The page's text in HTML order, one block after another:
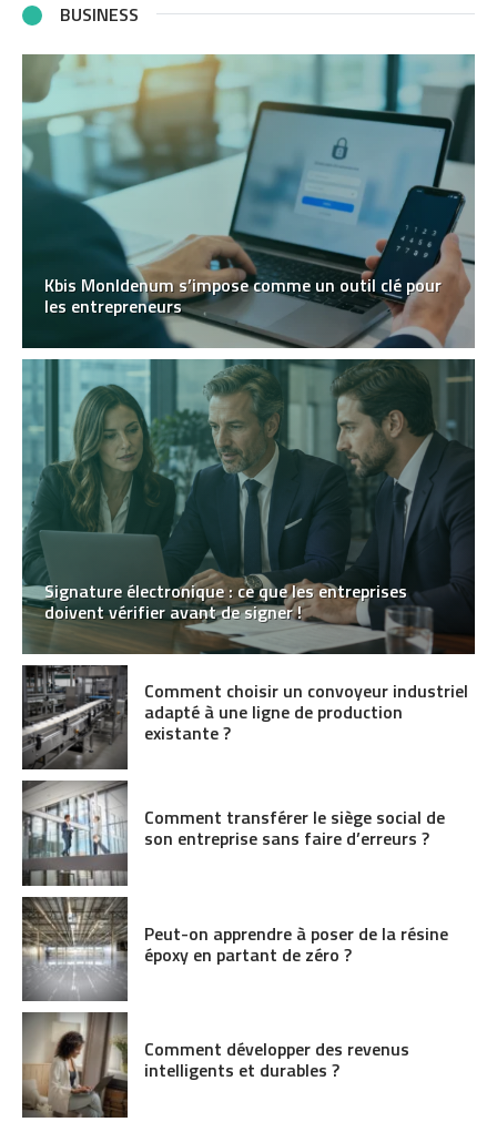
BUSINESS
Kbis MonIdenum s’impose comme un outil clé pour
les entrepreneurs
Signature électronique : ce que les entreprises
doivent vérifier avant de signer !
Comment choisir un convoyeur industriel
adapté à une ligne de production
existante ?
Comment transférer le siège social de
son entreprise sans faire d’erreurs ?
Peut-on apprendre à poser de la résine
époxy en partant de zéro ?
Comment développer des revenus
intelligents et durables ?